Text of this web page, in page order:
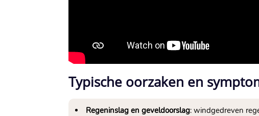
Typische oorzaken en
Regeninslag en geveldoorslag: windgedreven